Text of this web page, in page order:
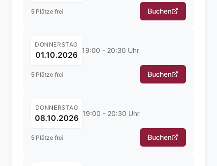
5 Plätze frei Buchen
DONNERSTAG
01.10.2026 19:00 - 20:30 Uhr
5 Plätze frei Buchen
DONNERSTAG
08.10.2026 19:00 - 20:30 Uhr
5 Plätze frei Buchen